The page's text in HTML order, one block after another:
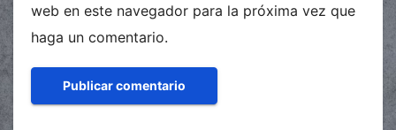
web en este navegador para la próxima vez que
haga un comentario.